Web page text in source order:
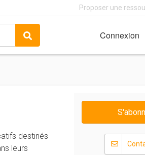
Proposer une
Connexion
destinés
leurs